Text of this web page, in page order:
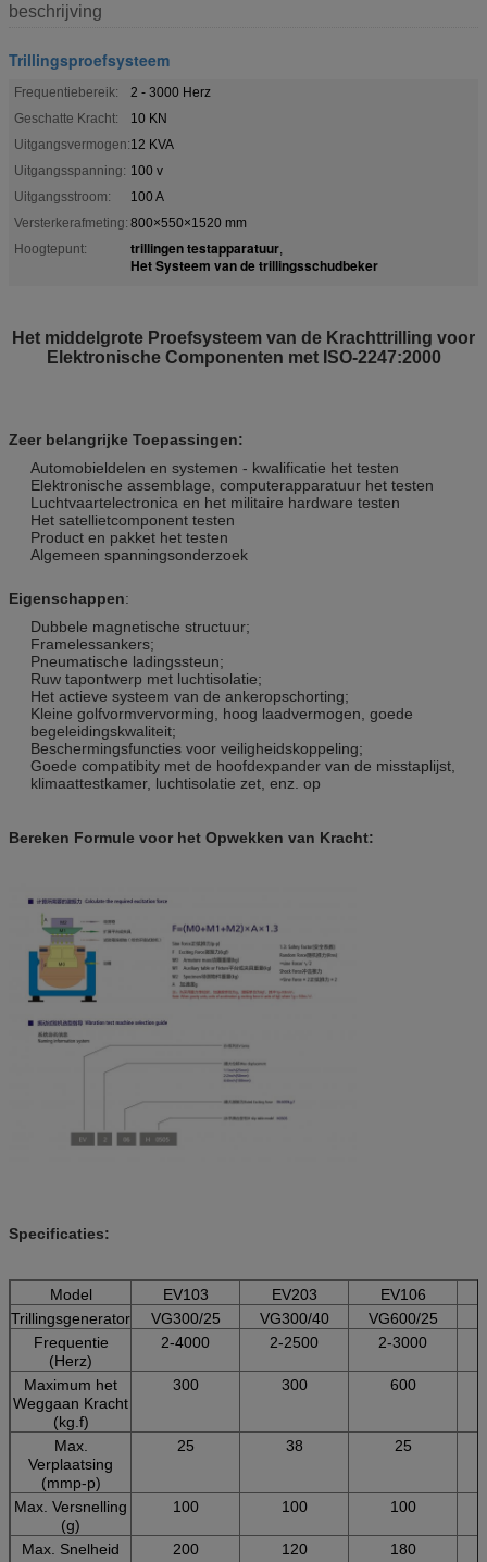
beschrijving
Trillingsproefsysteem
Frequentiebereik:
2 - 3000 Herz
Geschatte Kracht:
10 KN
Uitgangsvermogen:12 KVA
Uitgangsspanning: 100 v
Uitgangsstroom:
100 A
Versterkerafmeting: 800×550×1520 mm
Hoogtepunt:
trillingen testapparatuur,
Het Systeem van de trillingsschudbeker
Het middelgrote Proefsysteem van de Krachttrilling voor
Elektronische Componenten met ISO-2247:2000
Zeer belangrijke Toepassingen:
Automobieldelen en systemen - kwalificatie het testen
Elektronische assemblage, computerapparatuur het testen
Luchtvaartelectronica en het militaire hardware testen
Het satellietcomponent testen
Product en pakket het testen
Algemeen spanningsonderzoek
Eigenschappen:
Dubbele magnetische structuur;
Framelessankers;
Pneumatische ladingssteun;
Ruw tapontwerp met luchtisolatie;
Het actieve systeem van de ankeropschorting;
Kleine golfvormvervorming, hoog laadvermogen, goede
begeleidingskwaliteit;
Beschermingsfuncties voor veiligheidskoppeling;
Goede compatibity met de hoofdexpander van de misstaplijst,
klimaattestkamer, luchtisolatie zet, enz. op
Bereken Formule voor het Opwekken van Kracht:
Specificaties:
Model EV103 EV203
EV106
Trillingsgenerator
VG300/25 VG300/40 VG600/25
Frequentie
(Herz)
2-4000 2-2500 2-3000
Maximum het
Weggaan Kracht
(kg.f)
300 300 600
Max.
Verplaatsing
(mmp-p)
25 38 25
Max. Versnelling
(g)
100 100 100
Max. Snelheid
200 120 180